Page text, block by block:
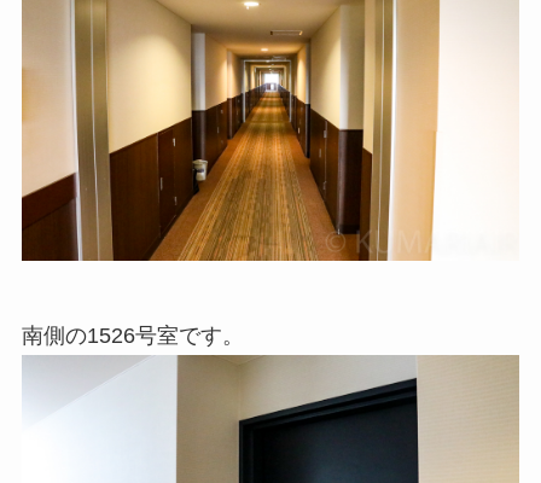
南側の1526号室です。